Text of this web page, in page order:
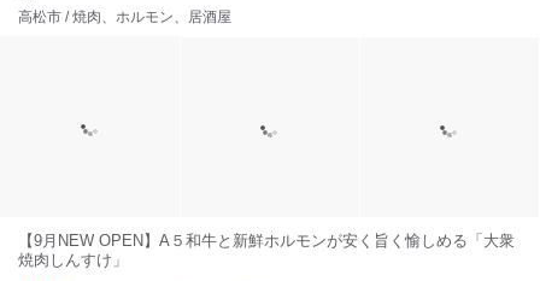
高松市 / 焼肉、ホルモン、居酒屋
【9月NEW OPEN】A５和牛と新鮮ホルモンが安く旨く愉しめる「大衆
焼肉しんすけ」